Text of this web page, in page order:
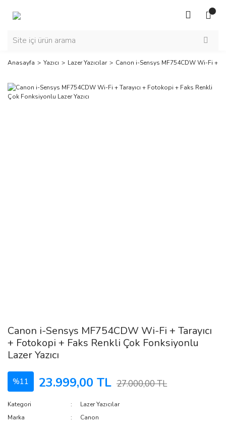
Anasayfa Yazıcı Lazer Yazıcılar Canon i-Sensys MF754CDW Wi-Fi +
Canon i-Sensys MF754CDW Wi-Fi + Tarayıcı
+ Fotokopi + Faks Renkli Çok Fonksiyonlu
Lazer Yazıcı
%11 23.999,00 TL 27.000,00 TL
Kategori
Lazer Yazıcılar
Marka
Canon